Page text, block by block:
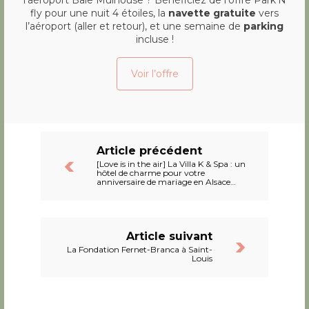
fly pour une nuit 4 étoiles, la navette gratuite vers
l’aéroport (aller et retour), et une semaine de parking
incluse !
Voir l’offre
Article précédent
[Love is in the air] La Villa K & Spa : un
hôtel de charme pour votre
anniversaire de mariage en Alsace…
Article suivant
La Fondation Fernet-Branca à Saint-
Louis